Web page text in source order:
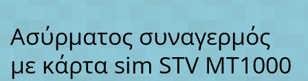
Ασύρματος συναγερμός
με κάρτα sim STV MT1000